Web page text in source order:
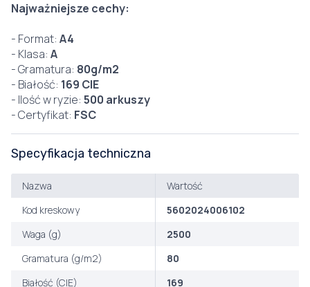
Najważniejsze cechy:
- Format: A4
- Klasa: A
- Gramatura: 80g/m2
- Białość: 169 CIE
- Ilość w ryzie: 500 arkuszy
- Certyfikat: FSC
Specyfikacja techniczna
Nazwa
Wartość
Kod kreskowy
5602024006102
Waga (g)
2500
Gramatura (g/m2)
80
Białość (CIE)
169